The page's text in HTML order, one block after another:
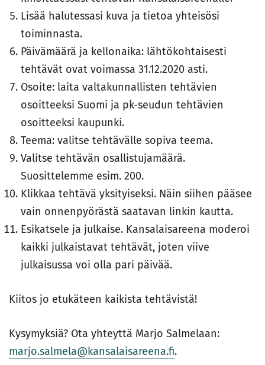
Lisää halutessasi kuva ja tietoa yhteisösi
toiminnasta.
Päivämäärä ja kellonaika: lähtökohtaisesti
tehtävät ovat voimassa 31.12.2020 asti.
Osoite: laita valtakunnallisten tehtävien
osoitteeksi Suomi ja pk-seudun tehtävien
osoitteeksi kaupunki.
Teema: valitse tehtävälle sopiva teema.
Valitse tehtävän osallistujamäärä.
Suosittelemme esim. 200.
Klikkaa tehtävä yksityiseksi. Näin siihen pääsee
vain onnenpyörästä saatavan linkin kautta.
Esikatsele ja julkaise. Kansalaisareena moderoi
kaikki julkaistavat tehtävät, joten viive
julkaisussa voi olla pari päivää.
Kiitos jo etukäteen kaikista tehtävistä!
Kysymyksiä? Ota yhteyttä Marjo Salmelaan:
marjo.salmela@kansalaisareena.fi.